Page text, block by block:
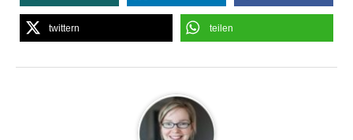
twittern teilen